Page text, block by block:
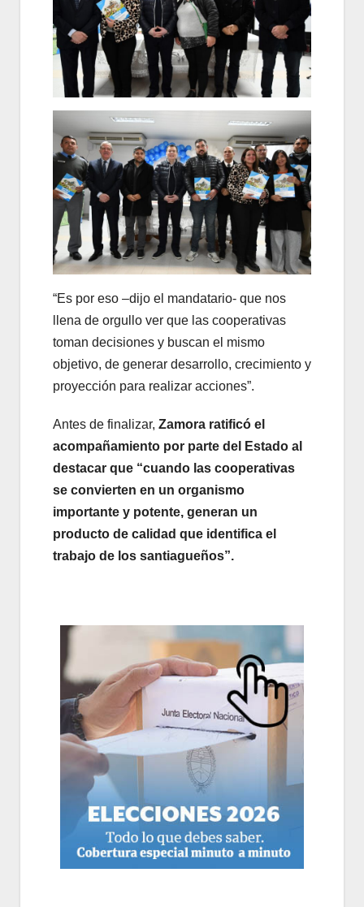
“Es por eso –dijo el mandatario- que nos
llena de orgullo ver que las cooperativas
toman decisiones y buscan el mismo
objetivo, de generar desarrollo, crecimiento y
proyección para realizar acciones”.
Antes de finalizar, Zamora ratificó el
acompañamiento por parte del Estado al
destacar que “cuando las cooperativas
se convierten en un organismo
importante y potente, generan un
producto de calidad que identifica el
trabajo de los santiagueños”.